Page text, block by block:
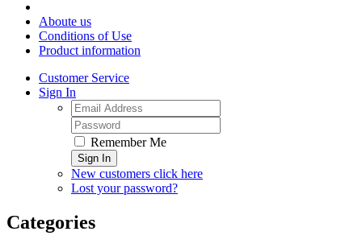
Aboute us
Conditions of Use
Product information
Customer Service
Sign In
Remember Me
Sign In
New customers click here
Lost your password?
Categories